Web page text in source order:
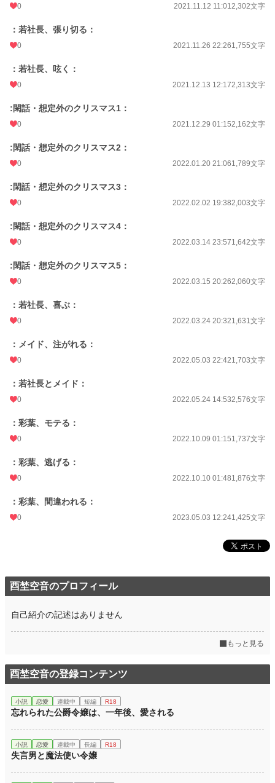
0 2021.11.12 11:012,302文字
：若社長、張り切る：
0 2021.11.26 22:261,755文字
：若社長、呟く：
0 2021.12.13 12:172,313文字
:閑話・想定外のクリスマス1：
0 2021.12.29 01:152,162文字
:閑話・想定外のクリスマス2：
0 2022.01.20 21:061,789文字
:閑話・想定外のクリスマス3：
0 2022.02.02 19:382,003文字
:閑話・想定外のクリスマス4：
0 2022.03.14 23:571,642文字
:閑話・想定外のクリスマス5：
0 2022.03.15 20:262,060文字
：若社長、喜ぶ：
0 2022.03.24 20:321,631文字
：メイド、注がれる：
0 2022.05.03 22:421,703文字
：若社長とメイド：
0 2022.05.24 14:532,576文字
：彩葉、モテる：
0 2022.10.09 01:151,737文字
：彩葉、逃げる：
0 2022.10.10 01:481,876文字
：彩葉、間違われる：
0 2023.05.03 12:241,425文字
酉埜空音のプロフィール
自己紹介の記述はありません
もっと見る
酉埜空音の登録コンテンツ
小説 恋愛 連載中 短編 R18
忘れられた公爵令嬢は、一年後、愛される
小説 恋愛 連載中 長編 R18
失言男と魔法使い令嬢